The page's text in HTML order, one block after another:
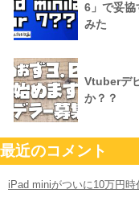
6」で妥
みた
Vtuberデ
か？？
最近のコメント
iPad miniがついに10万円